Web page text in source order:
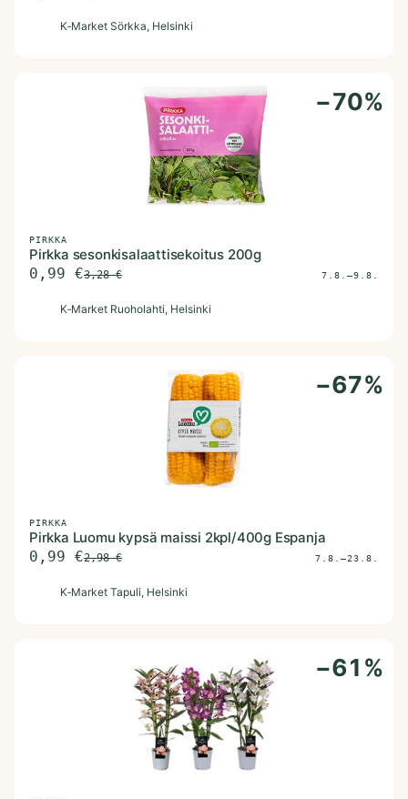
K‑Market Sörkka, Helsinki
−70%
PIRKKA
Pirkka sesonkisalaattisekoitus 200g
0,99 €3,28€ 7.8.–9.8.
K‑Market Ruoholahti, Helsinki
−67%
PIRKKA
Pirkka Luomu kypsä maissi 2kpl/400g Espanja
0,99 €2,98€ 7.8.–23.8.
K‑Market Tapuli, Helsinki
−61 %